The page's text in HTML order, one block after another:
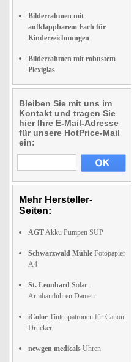
Bilderrahmen mit
aufklappbarem Fach für
Kinderzeichnungen
Bilderrahmen mit robustem
Plexiglas
Bleiben Sie mit uns im
Kontakt und tragen Sie
hier Ihre E-Mail-Adresse
für unsere HotPrice-Mail
ein:
Mehr Hersteller-
Seiten:
AGTAkku Pumpen SUP
Schwarzwald Mühle Fotopapier
A4
St. Leonhard Solar-
Armbanduhren Damen
iColor Tintenpatronen für Canon
Drucker
newgen medicals Uhren